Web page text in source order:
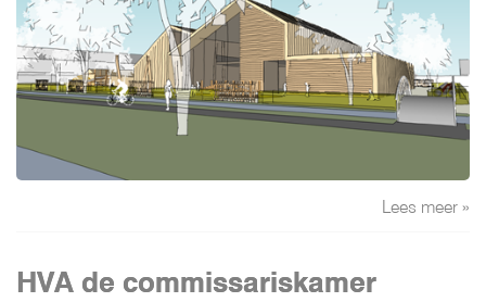
Lees meer »
HVA de commissariskamer